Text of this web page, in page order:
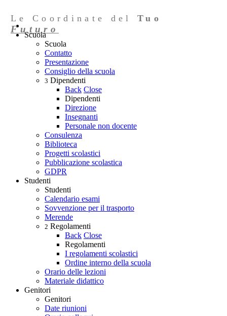
Le Coordinate delTuo
Futuro
Scuola
Scuola
Contatto
Presentazione
Consiglio della scuola
3 Dipendenti
Back Close
Dipendenti
Direzione
Insegnanti
Personale non docente
Consulenza
Biblioteca
Progetti scolastici
Pubblicazione scolastica
GDPR
Studenti
Studenti
Calendario esami
Sovvenzione per il trasporto
Merende
2 Regolamenti
Back Close
Regolamenti
I regolamenti scolastici
Ordine interno della scuola
Orario delle lezioni
Materiale didattico
Genitori
Genitori
Date riunioni